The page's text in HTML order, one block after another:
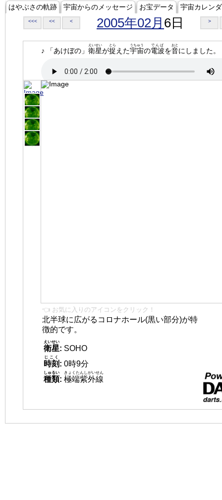
はやぶさの軌跡 宇宙からのメッセージ お宝データ 宇宙カレン
<<< << < 2005年02月 6日 >
♪ 「あけぼの」 衛星
えいせい
が捉
とら
えた宇宙
うちゅう
の電波
でんぱ
を音
おと
にしました。
👈 お気に入りのアイコンをクリック！
北半球に広がるコロナホール(黒い部分)が特
徴的です。
衛星
えいせい
: SOHO
時刻
じこく
: 0時9分
種類
しゅるい
: 極端紫外線
きょくたんしがいせん